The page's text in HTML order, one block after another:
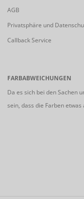
AGB
Privatsphäre und
Callback Service
FARBABWEICHUNGEN
Da es sich bei den Sachen
sein, dass die Farben etwas